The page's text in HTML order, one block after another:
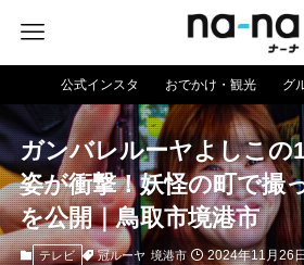
公式インスタ おでかけ・観光 グ
ガンバレルーヤよしこの
姿が衝撃！妖怪の町で撮
を公開｜鳥取市境港市
テレビ 冠ルーヤ 境港市 2024年11月26日